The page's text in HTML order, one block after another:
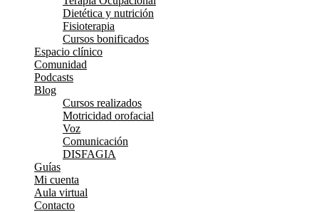
Dietética y nutrición
Fisioterapia
Cursos bonificados
Espacio clínico
Comunidad
Podcasts
Blog
Cursos realizados
Motricidad orofacial
Voz
Comunicación
DISFAGIA
Guías
Mi cuenta
Aula virtual
Contacto